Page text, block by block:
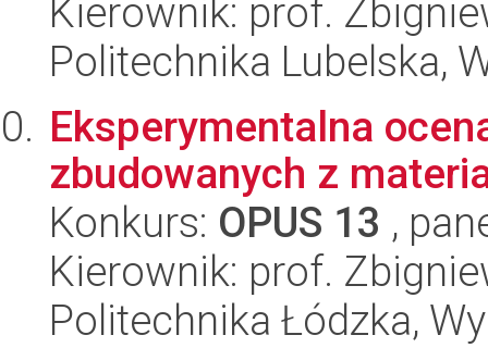
Kierownik: prof.
Politechnika Lubelska,
Eksperymentalna
zbudowanych z
Konkurs: OPUS 13 ,
Kierownik: prof.
Politechnika Łódzka,